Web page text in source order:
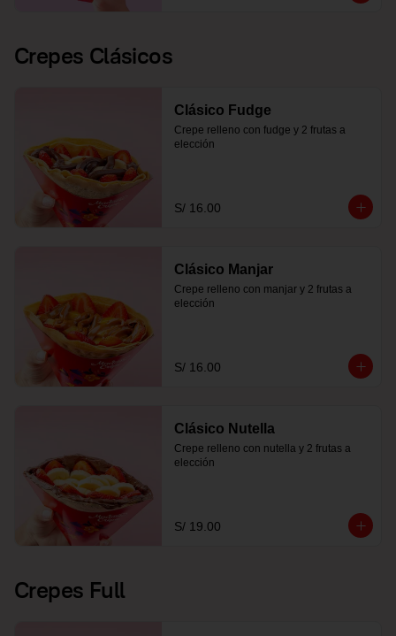
Crepes Clásicos
Clásico Fudge
Crepe relleno con fudge y 2 frutas a
elección
S/ 16.00
Clásico Manjar
Crepe relleno con manjar y 2 frutas a
elección
S/ 16.00
Clásico Nutella
Crepe relleno con nutella y 2 frutas a
elección
S/ 19.00
Crepes Full